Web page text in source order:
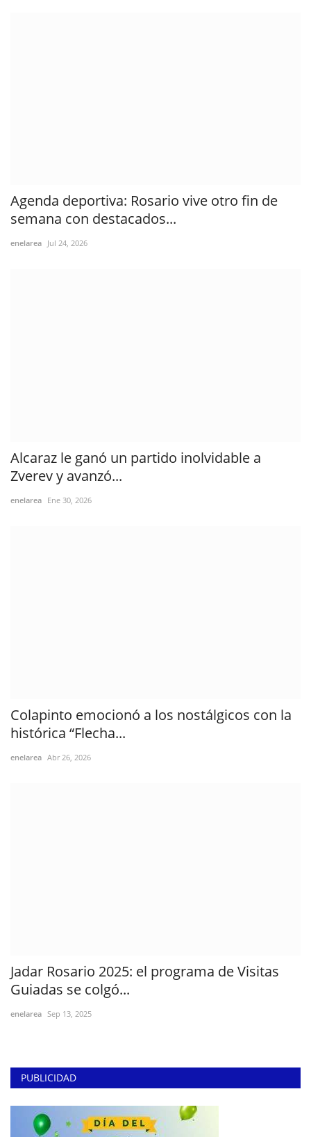
Agenda deportiva: Rosario vive otro fin de
semana con destacados...
enelarea Jul 24, 2026
Alcaraz le ganó un partido inolvidable a
Zverev y avanzó...
enelarea Ene 30, 2026
Colapinto emocionó a los nostálgicos con la
histórica “Flecha...
enelarea Abr 26, 2026
Jadar Rosario 2025: el programa de Visitas
Guiadas se colgó...
enelarea Sep 13, 2025
PUBLICIDAD